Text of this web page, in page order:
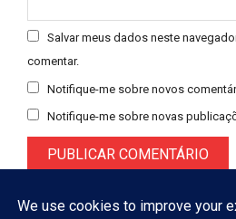
Salvar meus dados neste
comentar.
Notifique-me sobre novos
Notifique-me sobre novas